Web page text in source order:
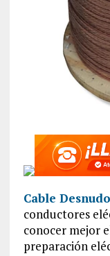
Cable Desnudo
conductores
conocer mejor
preparación